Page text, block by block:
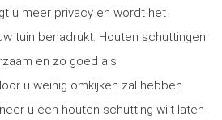
u meer privacy en wordt het
tuin benadrukt. Houten schuttingen
en zo goed als
u weinig omkijken zal hebben
u een houten schutting wilt laten